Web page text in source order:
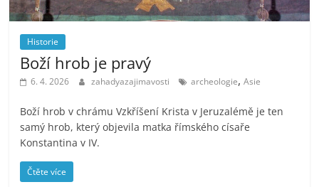
Historie
Boží hrob je pravý
6. 4. 2026 zahadyazajimavosti archeologie,Asie
Boží hrob v chrámu Vzkříšení Krista v Jeruzalémě je ten
samý hrob, který objevila matka římského císaře
Konstantina v IV.
Čtěte více